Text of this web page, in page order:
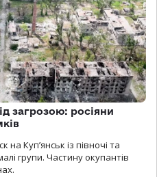
загрозою: росіяни
на Куп’янськ із півночі та
групи. Частину окупантів